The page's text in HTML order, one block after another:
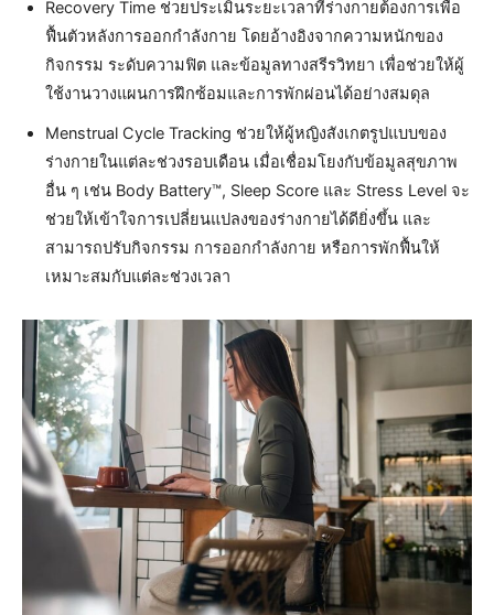
Recovery Time ช่วยประเมินระยะเวลาที่ร่างกายต้องการเพื่อ
ฟื้นตัวหลังการออกกำลังกาย โดยอ้างอิงจากความหนักของ
กิจกรรม ระดับความฟิต และข้อมูลทางสรีรวิทยา เพื่อช่วยให้ผู้
ใช้งานวางแผนการฝึกซ้อมและการพักผ่อนได้อย่างสมดุล
Menstrual Cycle Tracking ช่วยให้ผู้หญิงสังเกตรูปแบบของ
ร่างกายในแต่ละช่วงรอบเดือน เมื่อเชื่อมโยงกับข้อมูลสุขภาพ
อื่น ๆ เช่น Body Battery™, Sleep Score และ Stress Level จะ
ช่วยให้เข้าใจการเปลี่ยนแปลงของร่างกายได้ดียิ่งขึ้น และ
สามารถปรับกิจกรรม การออกกำลังกาย หรือการพักฟื้นให้
เหมาะสมกับแต่ละช่วงเวลา